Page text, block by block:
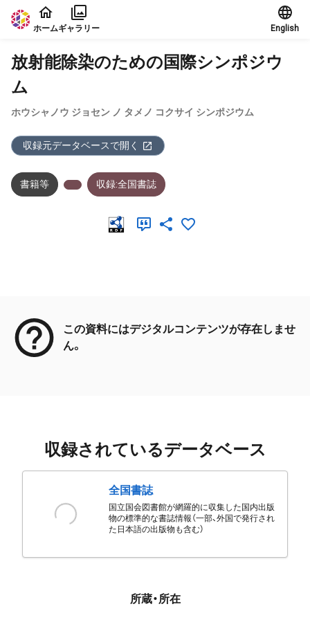
本文に飛ぶ
ホームギャラリー English
放射能除染のための国際シンポジウ
ム
ホウシャノウ ジョセン ノ タメノ コクサイ シンポジウム
収録元データベースで開く
書籍等 収録:全国書誌
この資料にはデジタルコンテンツが存在しませ
ん。
収録されているデータベース
全国書誌
国立国会図書館が網羅的に収集した国内出版
物の標準的な書誌情報（一部、外国で発行され
た日本語の出版物も含む）
所蔵・所在